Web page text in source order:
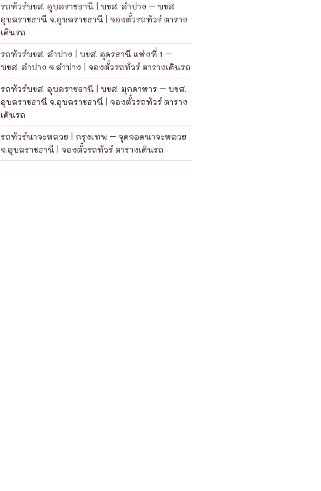
รถทัวร์บขส. อุบลราชธานี | บขส. ลำปาง – บขส.
อุบลราชธานี จ.อุบลราชธานี | จองตั๋วรถทัวร์ ตาราง
เดินรถ
รถทัวร์บขส. ลำปาง | บขส. อุดรธานี แห่งที่ 1 –
บขส. ลำปาง จ.ลำปาง | จองตั๋วรถทัวร์ ตารางเดินรถ
รถทัวร์บขส. อุบลราชธานี | บขส. มุกดาหาร – บขส.
อุบลราชธานี จ.อุบลราชธานี | จองตั๋วรถทัวร์ ตาราง
เดินรถ
รถทัวร์นาจะหลวย | กรุงเทพ – จุดจอดนาจะหลวย
จ.อุบลราชธานี | จองตั๋วรถทัวร์ ตารางเดินรถ